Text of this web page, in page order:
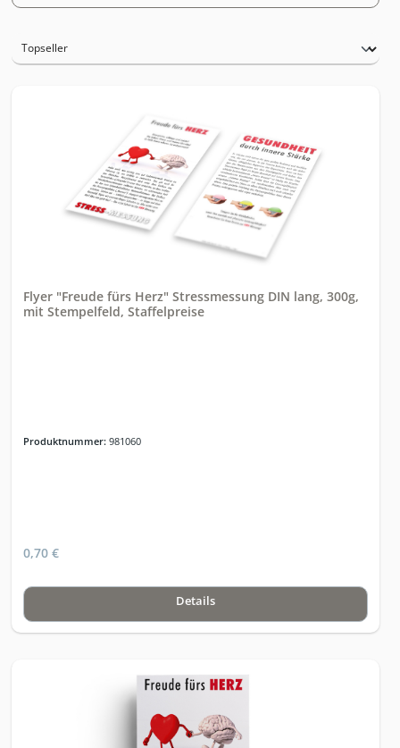
Flyer "Freude fürs Herz" Stressmessung DIN lang, 300g,
mit Stempelfeld, Staffelpreise
Produktnummer: 981060
0,70 €
Details